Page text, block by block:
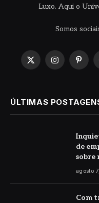
Luxo. Aqui o
Somos
X
Instagram
ÚLTIMAS
de
sobre
agosto
Com